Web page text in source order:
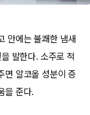
안에는 불쾌한 냄새
발한다. 소주로 적
면 알코올 성분이 증
을 준다.